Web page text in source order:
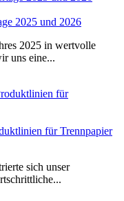
2025 und 2026
2025 in wertvolle
uns eine...
für Trennpapier
sich unser